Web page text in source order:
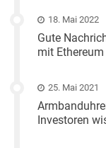
18. Mai 2022
Gute
mit
25. Mai 2021
Investoren